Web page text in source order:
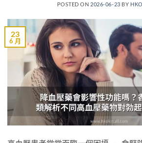
POSTED ON 2026-06-23 BY
23
6 月